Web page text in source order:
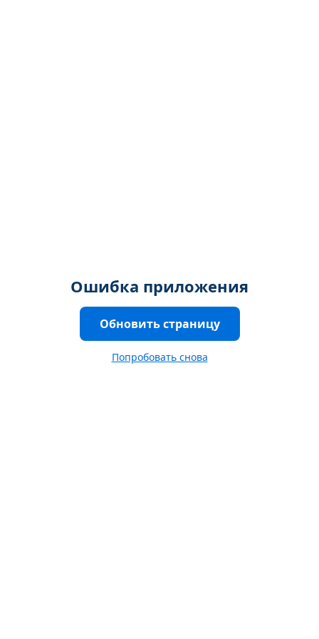
Ошибка приложения
Обновить страницу
Попробовать снова